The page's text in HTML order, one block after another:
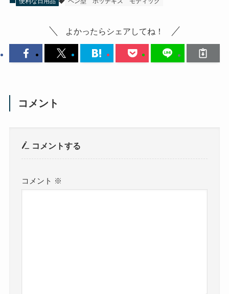
よかったらシェアしてね！
コメント
コメントする
コメント ※